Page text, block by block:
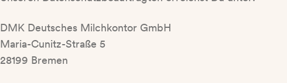
DMK Deutsches Milchkontor GmbH
Maria-Cunitz-Straße 5
28199 Bremen